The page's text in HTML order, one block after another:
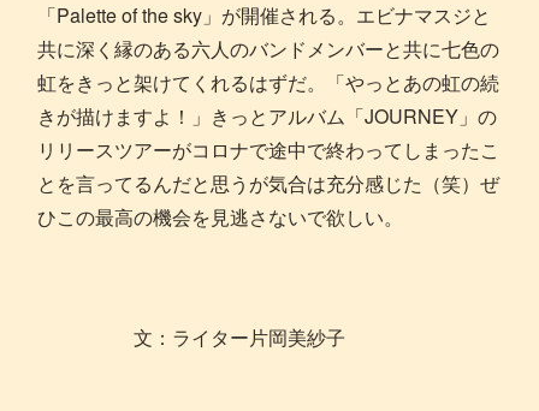
「Palette of the sky」が開催される。エビナマスジと
共に深く縁のある六人のバンドメンバーと共に七色の
虹をきっと架けてくれるはずだ。「やっとあの虹の続
きが描けますよ！」きっとアルバム「JOURNEY」の
リリースツアーがコロナで途中で終わってしまったこ
とを言ってるんだと思うが気合は充分感じた（笑）ぜ
ひこの最高の機会を見逃さないで欲しい。
文：ライター片岡美紗子